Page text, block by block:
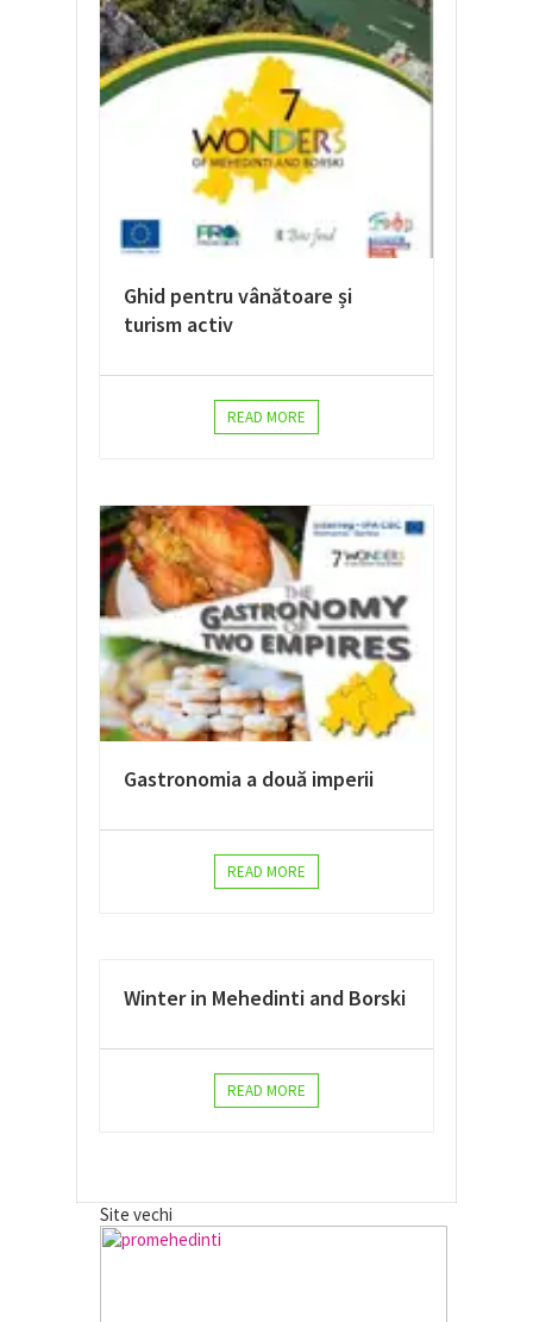
Ghid pentru vânătoare și
turism activ
READ MORE
Gastronomia a două imperii
READ MORE
Winter in Mehedinti and Borski
READ MORE
Site vechi